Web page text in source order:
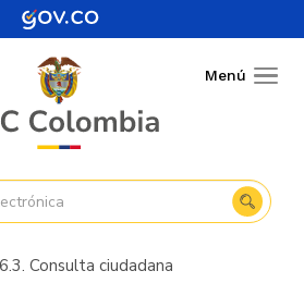
Menú
6.3. Consulta ciudadana